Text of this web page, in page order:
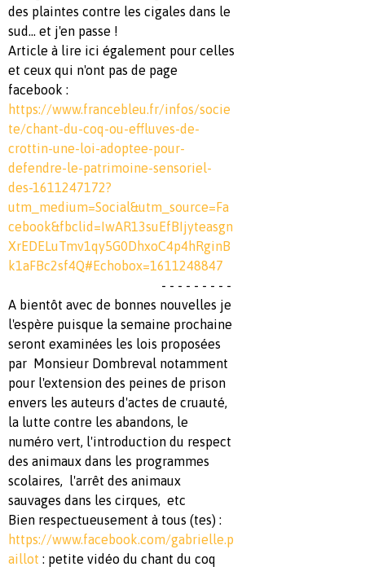
des plaintes contre les cigales dans le
sud... et j'en passe !
Article à lire ici également pour celles
et ceux qui n'ont pas de page
facebook :
https://www.francebleu.fr/infos/socie
te/chant-du-coq-ou-effluves-de-
crottin-une-loi-adoptee-pour-
defendre-le-patrimoine-sensoriel-
des-1611247172?
utm_medium=Social&utm_source=Fa
cebook&fbclid=IwAR13suEfBIjyteasgn
XrEDELuTmv1qy5G0DhxoC4p4hRginB
k1aFBc2sf4Q#Echobox=1611248847
- - - - - - - - -
A bientôt avec de bonnes nouvelles je
l'espère puisque la semaine prochaine
seront examinées les lois proposées
par Monsieur Dombreval notamment
pour l'extension des peines de prison
envers les auteurs d'actes de cruauté,
la lutte contre les abandons, le
numéro vert, l'introduction du respect
des animaux dans les programmes
scolaires, l'arrêt des animaux
sauvages dans les cirques, etc
Bien respectueusement à tous (tes) :
https://www.facebook.com/gabrielle.p
aillot : petite vidéo du chant du coq